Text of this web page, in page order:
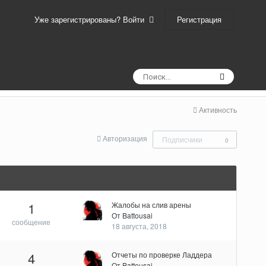
Уже зарегистрированы? Войти Регистрация
Активность
Авторизация Подписчики 0
1
сообщение
Жалобы на слив арены
От Battousai
18 августа, 2018
4
Отчеты по проверке Ладдера